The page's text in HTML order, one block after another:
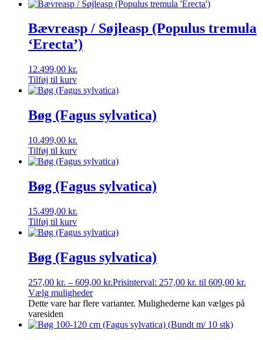
Bævreasp / Søjleasp (Populus tremula
‘Erecta’)
12.499,00 kr.
Tilføj til kurv
Bøg (Fagus sylvatica)
10.499,00 kr.
Tilføj til kurv
Bøg (Fagus sylvatica)
15.499,00 kr.
Tilføj til kurv
Bøg (Fagus sylvatica)
257,00 kr. – 609,00 kr.Prisinterval: 257,00 kr. til 609,00 kr.
Vælg muligheder
Dette vare har flere varianter. Mulighederne kan vælges på
varesiden